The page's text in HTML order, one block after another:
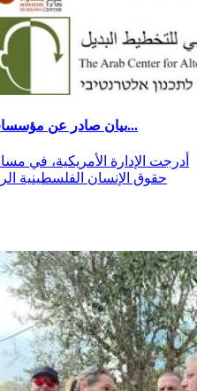
بيان صادر عن مؤسسات المجتمع المدني الفلسطيني في...
حقوق الإنسان الفلسطينية